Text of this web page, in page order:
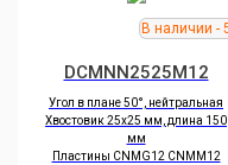
DCMNN2525M12
Угол в плане 50°, нейтральная
Хвостовик 25х25 мм, длина 150
мм
Пластины CNMG12 CNMM12